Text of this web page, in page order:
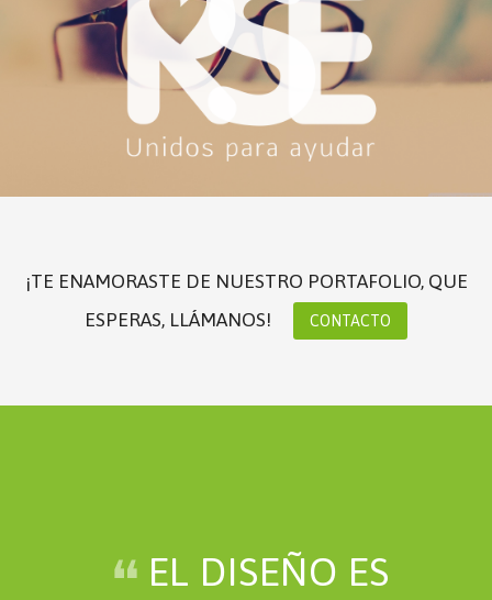
¡TE ENAMORASTE DE NUESTRO PORTAFOLIO, QUE
ESPERAS, LLÁMANOS!
CONTACTO
EL DISEÑO ES